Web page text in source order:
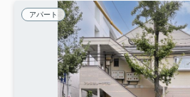
アパート